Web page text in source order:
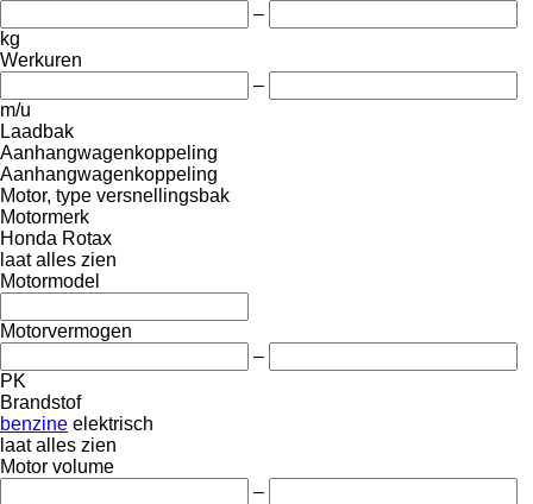
–
kg
Werkuren
–
m/u
Laadbak
Aanhangwagenkoppeling
Aanhangwagenkoppeling
Motor, type versnellingsbak
Motormerk
Honda Rotax
laat alles zien
Motormodel
Motorvermogen
–
PK
Brandstof
benzine elektrisch
laat alles zien
Motor volume
–